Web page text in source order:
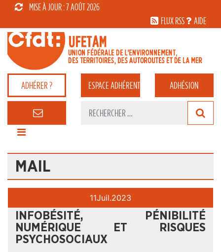
MISE À JOUR : 7 AOÛT 2026
FLUX RSS
AIDE
ADHÉRER ? ESPACEADHÉRENT ADHÉSION
MAIL
11Juil.2023
INFOBÉSITÉ, PÉNIBILITÉ
NUMÉRIQUE ET RISQUES
PSYCHOSOCIAUX